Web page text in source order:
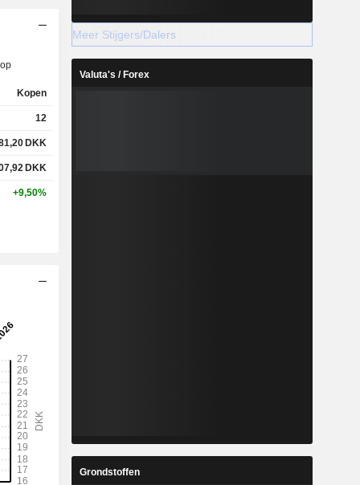
Kopen
12
DKK
DKK
+9,50%
Meer Stijgers/Dalers
Valuta's / Forex
Grondstoffen